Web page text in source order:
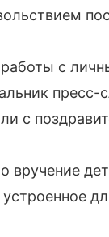
с
с
вручение